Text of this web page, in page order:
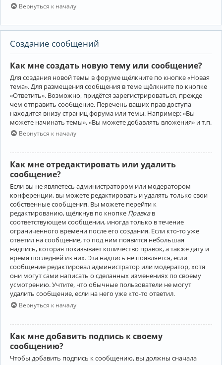
Вернуться к началу
Создание сообщений
Как мне создать новую тему или сообщение?
Для создания новой темы в форуме щёлкните по кнопке «Новая
тема». Для размещения сообщения в теме щёлкните по кнопке
«Ответить». Возможно, придётся зарегистрироваться, прежде
чем отправить сообщение. Перечень ваших прав доступа
находится внизу страниц форума или темы. Например: «Вы
можете начинать темы», «Вы можете добавлять вложения» и т.п.
Вернуться к началу
Как мне отредактировать или удалить
сообщение?
Если вы не являетесь администратором или модератором
конференции, вы можете редактировать и удалять только свои
собственные сообщения. Вы можете перейти к
редактированию, щёлкнув по кнопке Правкав
соответствующем сообщении, иногда только в течение
ограниченного времени после его создания. Если кто-то уже
ответил на сообщение, то под ним появится небольшая
надпись, которая показывает количество правок, а также дату и
время последней из них. Эта надпись не появляется, если
сообщение редактировал администратор или модератор, хотя
они могут сами написать о сделанных изменениях по своему
усмотрению. Учтите, что обычные пользователи не могут
удалить сообщение, если на него уже кто-то ответил.
Вернуться к началу
Как мне добавить подпись к своему
сообщению?
Чтобы добавить подпись к сообщению, вы должны сначала